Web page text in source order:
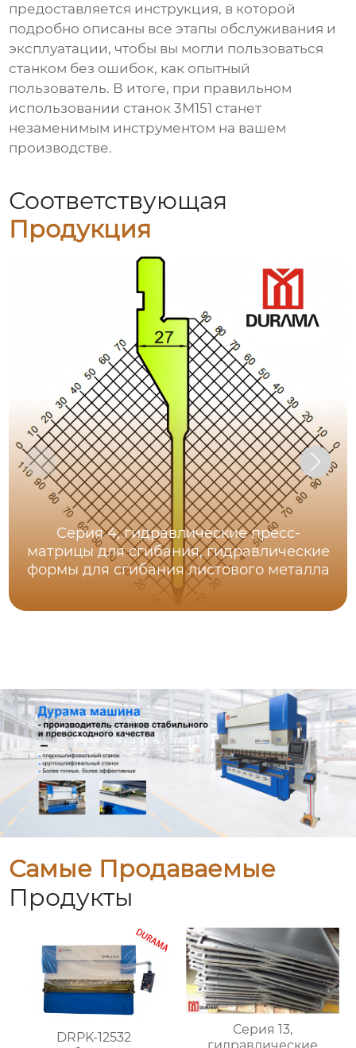
предоставляется инструкция, в которой
подробно описаны все этапы обслуживания и
эксплуатации, чтобы вы могли пользоваться
станком без ошибок, как опытный
пользователь. В итоге, при правильном
использовании станок 3М151 станет
незаменимым инструментом на вашем
производстве.
Соответствующая
Продукция
Серия 4, гидравлические пресс-
матрицы для сгибания, гидравлические
формы для сгибания листового металла
Самые Продаваемые
Продукты
DRPK-12532
Серия 13,